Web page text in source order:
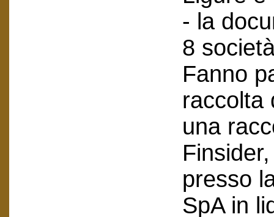
- la
8
Fanno
raccolta
una
presso
SpA in